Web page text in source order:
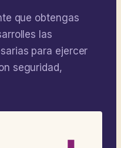
que obtengas
las
para ejercer
seguridad,